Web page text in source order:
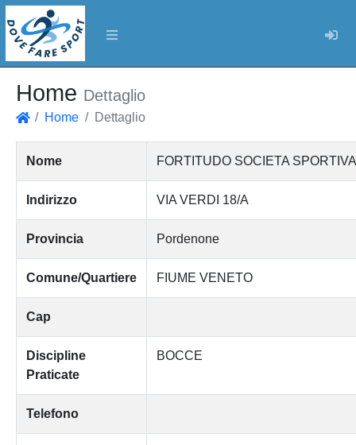
Home Dettaglio
Home Dettaglio
Nome FORTITUDO SOCIETA
Indirizzo VIA VERDI 18/A
Provincia Pordenone
Comune/Quartiere FIUME VENETO
Cap
Discipline
Praticate
BOCCE
Telefono